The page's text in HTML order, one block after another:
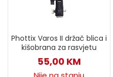
Phottix Varos II držač blica i
kišobrana za rasvjetu
55,00 KM